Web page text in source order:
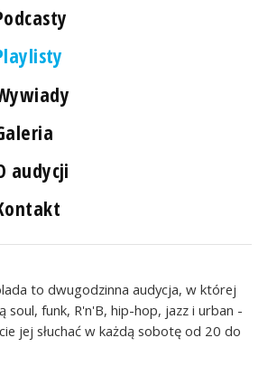
audycji
to dwugodzinna audycja, w której
soul, funk, R'n'B, hip-hop, jazz i urban -
jej słuchać w każdą sobotę od 20 do